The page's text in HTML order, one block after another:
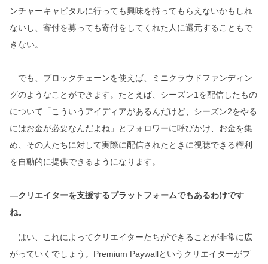
ンチャーキャピタルに行っても興味を持ってもらえないかもしれ
ないし、寄付を募っても寄付をしてくれた人に還元することもで
きない。
でも、ブロックチェーンを使えば、ミニクラウドファンディン
グのようなことができます。たとえば、シーズン1を配信したもの
について「こういうアイディアがあるんだけど、シーズン2をやる
にはお金が必要なんだよね」とフォロワーに呼びかけ、お金を集
め、その人たちに対して実際に配信されたときに視聴できる権利
を自動的に提供できるようになります。
―クリエイターを支援するプラットフォームでもあるわけです
ね。
はい、これによってクリエイターたちができることが非常に広
がっていくでしょう。Premium Paywallというクリエイターがプ